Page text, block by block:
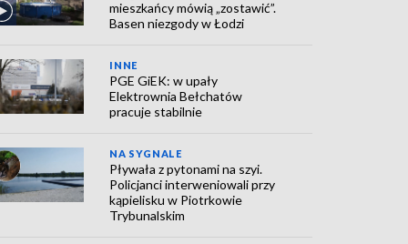
mieszkańcy mówią „zostawić”.
Basen niezgody w Łodzi
INNE
PGE GiEK: w upały
Elektrownia Bełchatów
pracuje stabilnie
NA SYGNALE
Pływała z pytonami na szyi.
Policjanci interweniowali przy
kąpielisku w Piotrkowie
Trybunalskim